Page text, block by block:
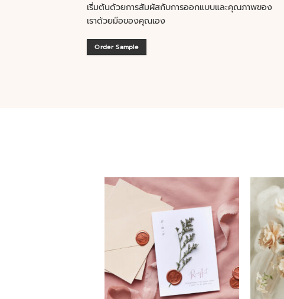
เริ่มต้นด้วยการสัมผัสกับการออกแบบและคุณภาพของ
เราด้วยมือของคุณเอง
Order Sample